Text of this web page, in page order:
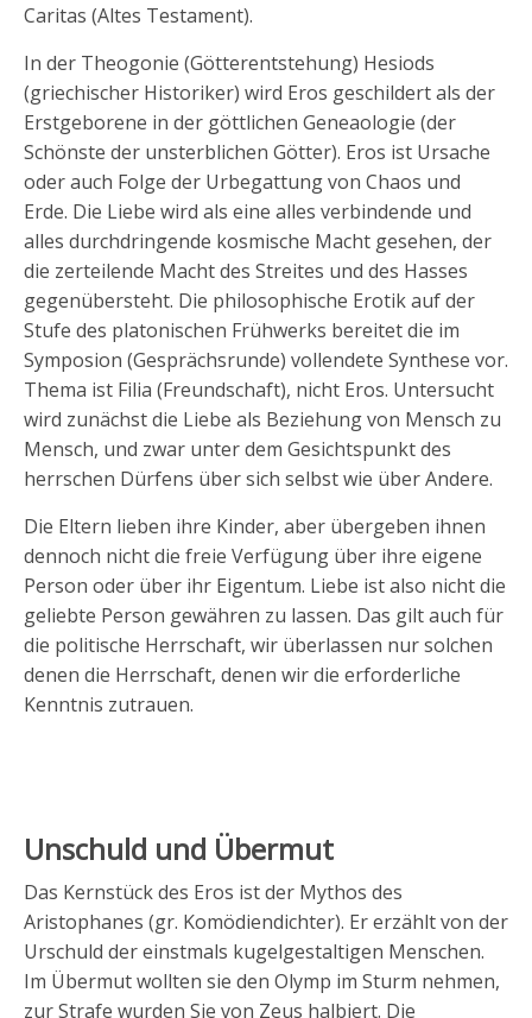
Caritas (Altes Testament).
In der Theogonie (Götterentstehung) Hesiods
(griechischer Historiker) wird Eros geschildert als der
Erstgeborene in der göttlichen Geneaologie (der
Schönste der unsterblichen Götter). Eros ist Ursache
oder auch Folge der Urbegattung von Chaos und
Erde. Die Liebe wird als eine alles verbindende und
alles durchdringende kosmische Macht gesehen, der
die zerteilende Macht des Streites und des Hasses
gegenübersteht. Die philosophische Erotik auf der
Stufe des platonischen Frühwerks bereitet die im
Symposion (Gesprächsrunde) vollendete Synthese vor.
Thema ist Filia (Freundschaft), nicht Eros. Untersucht
wird zunächst die Liebe als Beziehung von Mensch zu
Mensch, und zwar unter dem Gesichtspunkt des
herrschen Dürfens über sich selbst wie über Andere.
Die Eltern lieben ihre Kinder, aber übergeben ihnen
dennoch nicht die freie Verfügung über ihre eigene
Person oder über ihr Eigentum. Liebe ist also nicht die
geliebte Person gewähren zu lassen. Das gilt auch für
die politische Herrschaft, wir überlassen nur solchen
denen die Herrschaft, denen wir die erforderliche
Kenntnis zutrauen.
Unschuld und Übermut
Das Kernstück des Eros ist der Mythos des
Aristophanes (gr. Komödiendichter). Er erzählt von der
Urschuld der einstmals kugelgestaltigen Menschen.
Im Übermut wollten sie den Olymp im Sturm nehmen,
zur Strafe wurden Sie von Zeus halbiert. Die